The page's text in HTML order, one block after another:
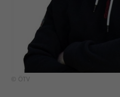
© ÖTV